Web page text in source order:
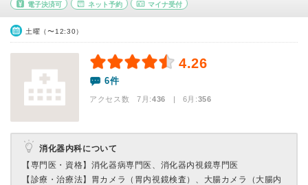
電子決済可 ネット予約 マイナ受付
土曜（〜12:30）
4.26
6件
アクセス数 7月:436 | 6月:356
消化器内科について
【専門医・資格】 消化器病専門医、消化器内視鏡専門医
【診療・治療法】 胃カメラ（胃内視鏡検査）、大腸カメラ（大腸内